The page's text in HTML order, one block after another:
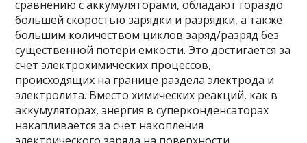
сравнению с аккумуляторами, обладают гораздо
большей скоростью зарядки и разрядки, а также
большим количеством циклов заряд/разряд без
существенной потери емкости. Это достигается за
счет электрохимических процессов,
происходящих на границе раздела электрода и
электролита. Вместо химических реакций, как в
аккумуляторах, энергия в суперконденсаторах
накапливается за счет накопления